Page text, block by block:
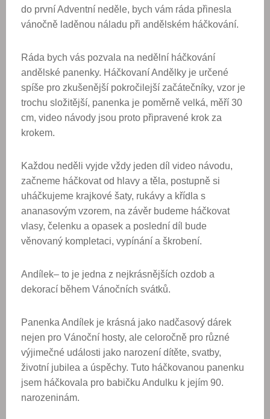
do první Adventní neděle, bych vám ráda přinesla
vánočně laděnou náladu při andělském háčkování.
Ráda bych vás pozvala na nedělní háčkování
andělské panenky. Háčkovaní Andělky je určené
spíše pro zkušenější pokročilejší začátečníky, vzor je
trochu složitější, panenka je poměrně velká, měří 30
cm, video návody jsou proto připravené krok za
krokem.
Každou neděli vyjde vždy jeden díl video návodu,
začneme háčkovat od hlavy a těla, postupně si
uháčkujeme krajkové šaty, rukávy a křídla s
ananasovým vzorem, na závěr budeme háčkovat
vlasy, čelenku a opasek a poslední díl bude
věnovaný kompletaci, vypínání a škrobení.
Andílek– to je jedna z nejkrásnějších ozdob a
dekorací během Vánočních svátků.
Panenka Andílek je krásná jako nadčasový dárek
nejen pro Vánoční hosty, ale celoročně pro různé
výjimečné události jako narození dítěte, svatby,
životní jubilea a úspěchy. Tuto háčkovanou panenku
jsem háčkovala pro babičku Andulku k jejím 90.
narozeninám.